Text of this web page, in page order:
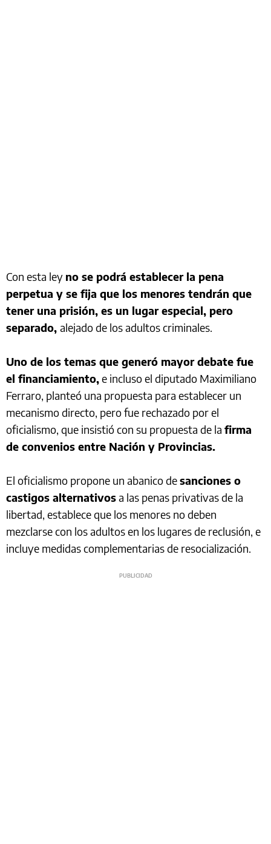
Con esta ley no se podrá establecer la pena
perpetua y se fija que los menores tendrán que
tener una prisión, es un lugar especial, pero
separado, alejado de los adultos criminales.
Uno de los temas que generó mayor debate fue
el financiamiento,e incluso el diputado Maximiliano
Ferraro, planteó una propuesta para establecer un
mecanismo directo, pero fue rechazado por el
oficialismo, que insistió con su propuesta de la firma
de convenios entre Nación y Provincias.
El oficialismo propone un abanico desanciones o
castigos alternativosa las penas privativas de la
libertad, establece que los menores no deben
mezclarse con los adultos en los lugares de reclusión, e
incluye medidas complementarias de resocialización.